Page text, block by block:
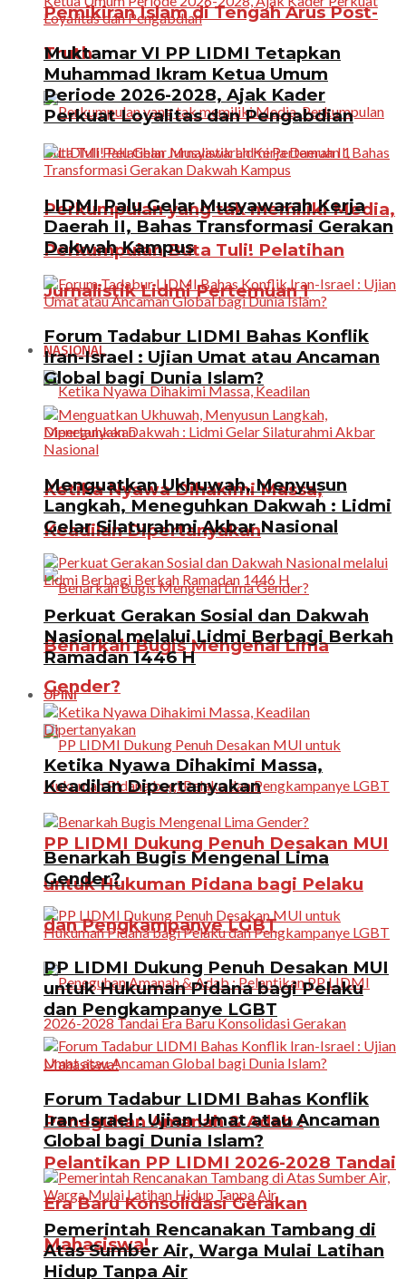
Pemikiran Islam di Tengah Arus Post-
Truth
Perkumpulan yang tak memiliki Media,
Perkumpulan Buta Tuli! Pelatihan
Jurnalistik Lidmi Pertemuan 1
NASIONAL
Ketika Nyawa Dihakimi Massa,
Keadilan Dipertanyakan
Benarkah Bugis Mengenal Lima
Gender?
PP LIDMI Dukung Penuh Desakan MUI
untuk Hukuman Pidana bagi Pelaku
dan Pengkampanye LGBT
Peneguhan Amanah & Adab :
Pelantikan PP LIDMI 2026-2028 Tandai
Era Baru Konsolidasi Gerakan
Mahasiswa!
Muktamar VI PP LIDMI Tetapkan
Muhammad Ikram Ketua Umum
Periode 2026-2028, Ajak Kader
Perkuat Loyalitas dan Pengabdian
LIDMI Palu Gelar Musyawarah Kerja
Daerah II, Bahas Transformasi Gerakan
Dakwah Kampus
Forum Tadabur LIDMI Bahas Konflik
Iran-Israel : Ujian Umat atau Ancaman
Global bagi Dunia Islam?
Menguatkan Ukhuwah, Menyusun
Langkah, Meneguhkan Dakwah : Lidmi
Gelar Silaturahmi Akbar Nasional
Perkuat Gerakan Sosial dan Dakwah
Nasional melalui Lidmi Berbagi Berkah
Ramadan 1446 H
OPINI
Ketika Nyawa Dihakimi Massa,
Keadilan Dipertanyakan
Benarkah Bugis Mengenal Lima
Gender?
PP LIDMI Dukung Penuh Desakan MUI
untuk Hukuman Pidana bagi Pelaku
dan Pengkampanye LGBT
Forum Tadabur LIDMI Bahas Konflik
Iran-Israel : Ujian Umat atau Ancaman
Global bagi Dunia Islam?
Pemerintah Rencanakan Tambang di
Atas Sumber Air, Warga Mulai Latihan
Hidup Tanpa Air